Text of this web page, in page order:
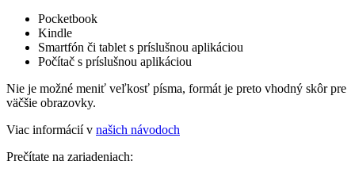
Pocketbook
Kindle
Smartfón či tablet s príslušnou aplikáciou
Počítač s príslušnou aplikáciou
Nie je možné meniť veľkosť písma, formát je preto vhodný skôr pre
väčšie obrazovky.
Viac informácií v našich návodoch
Prečítate na zariadeniach: